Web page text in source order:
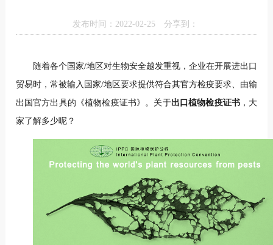
发布时间：2022-02-25 分享到：
随着各个国家/地区对生物安全越发重视，企业在开展进出口
贸易时，常被输入国家/地区要求提供符合其官方检疫要求、由输
出国官方出具的《植物检疫证书》。关于出口植物检疫证书 ，大
家了解多少呢？